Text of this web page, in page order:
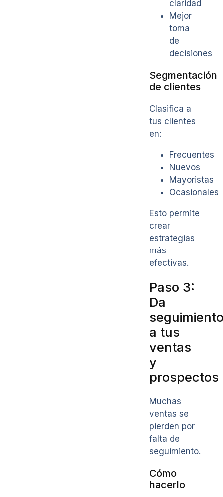
claridad
Mejor
toma
de
decisiones
Segmentación
de clientes
Clasifica a
tus clientes
en:
Frecuentes
Nuevos
Mayoristas
Ocasionales
Esto permite
crear
estrategias
más
efectivas.
Paso 3:
Da
seguimiento
a tus
ventas
y
prospectos
Muchas
ventas se
pierden por
falta de
seguimiento.
Cómo
hacerlo